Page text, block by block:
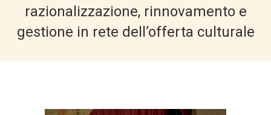
razionalizzazione, rinnovamento e
gestione in rete dell’offerta culturale